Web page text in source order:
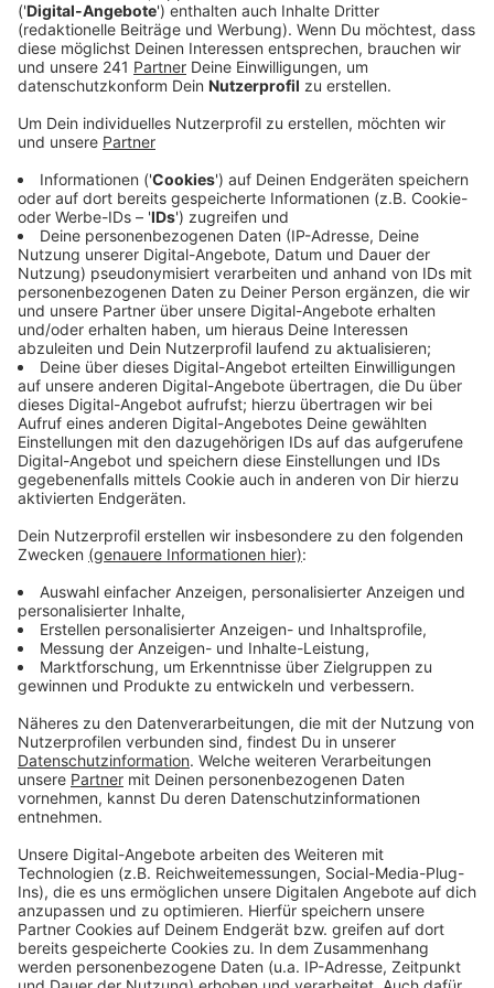
Veröffentlicht:Mittwoch, 23.11.2022 05:52
Grund dafür ist, dass viele Krankenkassen diese
Medikamente nicht mehr übernehmen. Außerdem
hätten Medikamenten-Firmen teilweise ihren Betrieb
in Deutschland eingestellt.
Die Apotheker machen auch darauf aufmerksam, dass
Medikamente manchmal gar nicht nötig seien. Auch
naturheilkundliche Methoden wie Wadenwickel,
pflanzliche schleimlösende Präparate oder Tee
könnten oft schon helfen.
Anzeige
Weitere Meldungen aus Leverkusen
Anzeige
Der erste Christollen für Leverkusen
Nach der Explosion in Opladener Wohnhaus
Leverkusener Jobcenter finanziert Al-Zein-Clan-
Anwesen
Anzeige